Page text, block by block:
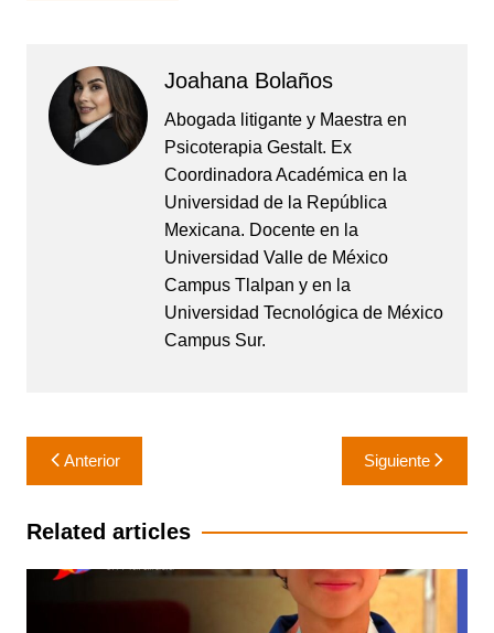
Joahana Bolaños
Abogada litigante y Maestra en
Psicoterapia Gestalt. Ex
Coordinadora Académica en la
Universidad de la República
Mexicana. Docente en la
Universidad Valle de México
Campus Tlalpan y en la
Universidad Tecnológica de México
Campus Sur.
Navegación
de
entradas
Anterior Siguiente
Related articles